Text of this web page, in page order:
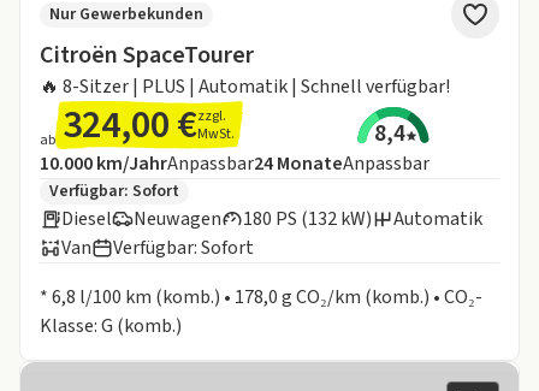
Citroën SpaceTourer
🔥 8-Sitzer | PLUS | Automatik | Schnell verfügbar!
Nur Gewerbekunden
ab 324,00 €zzgl.
MwSt.
8,4
Angebotsdetails:
Inklusive Laufleistung
10.000 km/JahrAnpassbarLaufzeit
24MonateAnpassbar
Zusätzliche Fahrzeuginformationen:
Verfügbar: Sofort
Diesel Neuwagen 180 PS (132 kW)
Automatik
Van
Verfügbar: Sofort
* 6,8 l/100 km (komb.) • 178,0 g CO₂/km (komb.) • CO₂-
Klasse: G (komb.)